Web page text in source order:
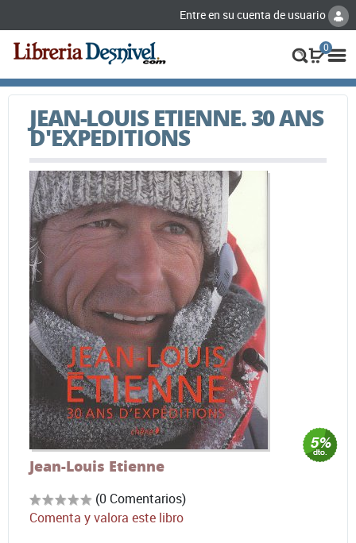
Entre en su cuenta de usuario
0
JEAN-LOUIS ETIENNE. 30 ANS
D'EXPEDITIONS
Jean-Louis Etienne
(0 Comentarios)
Comenta y valora este libro